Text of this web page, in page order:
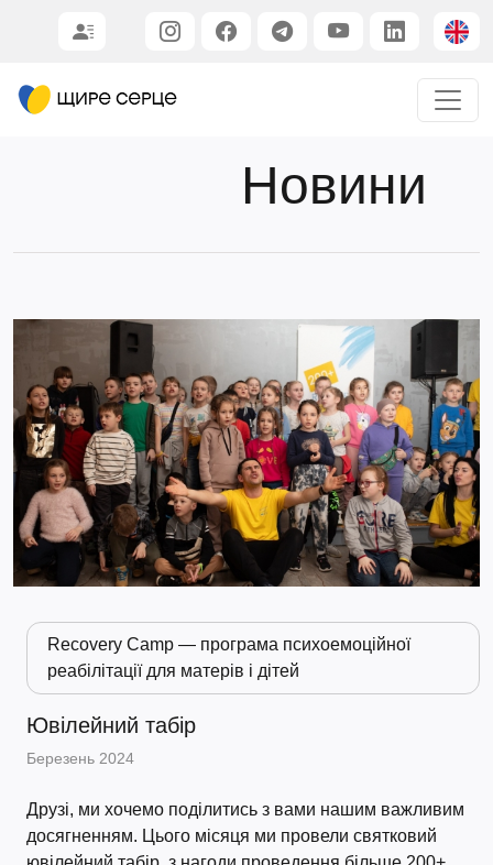
Новини
Recovery Camp — програма психоемоційної
реабілітації для матерів і дітей
Ювілейний табір
Березень 2024
Друзі, ми хочемо поділитись з вами нашим важливим
досягненням. Цього місяця ми провели святковий